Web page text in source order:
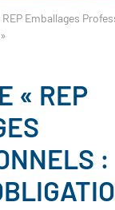
Emballages
« REP
: